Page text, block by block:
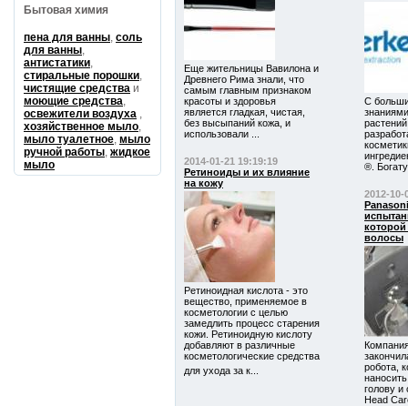
Бытовая химия
пена для ванны соль
для ванны
антистатики
стиральные порошки
чистящие средства и
моющие средства
освежители воздуха
хозяйственное мыло
мыло туалетное мыло
ручной работы жидкое
мыло
Еще жительницы Вавилона и
Древнего Рима знали, что
самым главным признаком
красоты и здоровья
является гладкая, чистая,
без высыпаний кожа, и
использовали ...
2014-01-21 19:19:19
Ретиноиды и их влияние
на кожу
Ретиноидная кислота - это
вещество, применяемое в
косметологии с целью
замедлить процесс старения
кожи. Ретиноидную кислоту
добавляют в различные
косметологические средства
для ухода за к...
С
®.
2012-10-
волосы
робота,
голову
Head